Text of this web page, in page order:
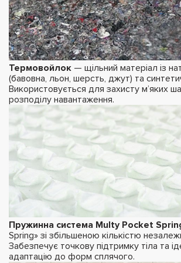
Термовойлок — щільний матеріал із
(бавовна, льон, шерсть, джут) та
Використовується для захисту м’яких
розподілу навантаження.
Пружинна система Multy Pocket
Spring» зі збільшеною кількістю
Забезпечує точкову підтримку тіла та
адаптацію до форм сплячого.